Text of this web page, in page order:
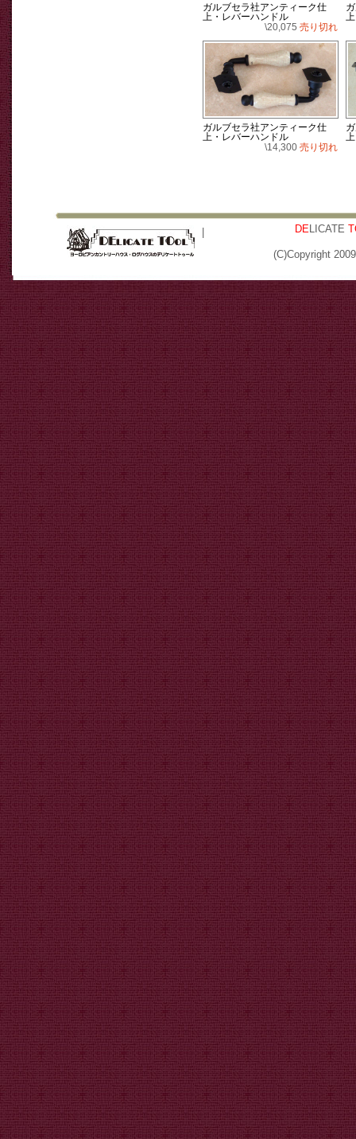
ガルブセラ社アンティーク仕
上・レバーハンドル
\20,075 売り切れ
ガルブセラ社アンティーク仕
上・レバーハンドル
\14,300 売り切れ
DELICATE
(C)Copyright